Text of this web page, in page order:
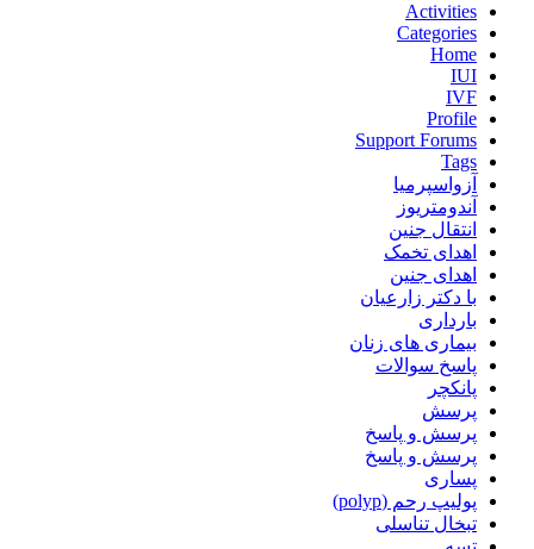
Activities
Categories
Home
IUI
IVF
Profile
Support Forums
Tags
آزواسپرمیا
آندومتریوز
انتقال جنین
اهدای تخمک
اهدای جنین
با دکتر زارعیان
بارداری
بیماری های زنان
پاسخ سوالات
پانکچر
پرسش
پرسش و پاسخ
پرسش و پاسخ
پساری
پولیپ رحم (polyp)
تبخال تناسلی